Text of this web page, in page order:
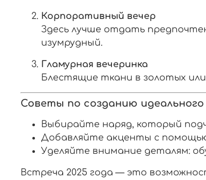
Корпоративный вечер
Здесь лучше отдать
изумрудный.
Гламурная вечеринка
Блестящие ткани в золотых
Советы по созданию идеального
Выбирайте наряд, который
Добавляйте акценты с
Уделяйте внимание деталям:
Встреча 2025 года — это